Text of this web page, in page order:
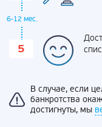
6-12 мес.
В случае, если
банкротства
достигнуты, мы